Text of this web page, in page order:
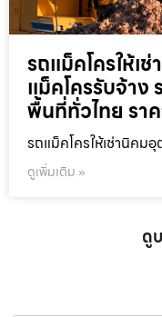
รถแม็คโครให้เ
แม็คโครรับจ้าง
พื้นที่ทั่วไทย รา
รถแม็คโครให้เช่านิคมอุ
ดูเพิ่มเติม »
ดู